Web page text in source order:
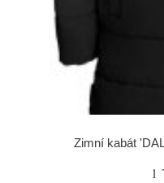
Zimní kabát
1